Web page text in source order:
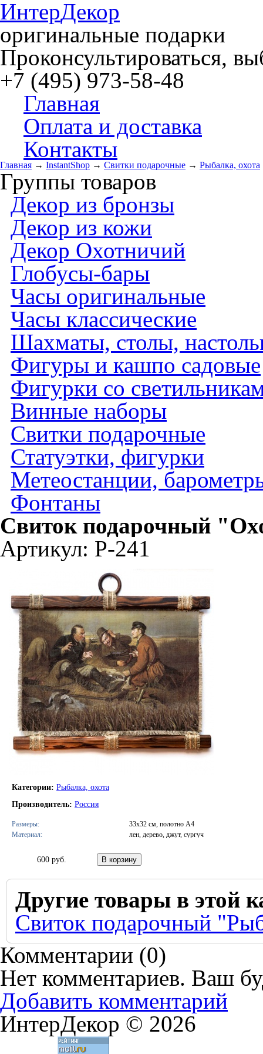
ИнтерДекор
оригинальные подарки
Проконсультироваться,
+7 (495) 973-58-48
Главная
Оплата и доставка
Контакты
Главная → InstantShop → Свитки подарочные → Рыбалка, охота
Группы товаров
Декор из бронзы
Декор из кожи
Декор Охотничий
Глобусы-бары
Часы оригинальные
Часы классические
Шахматы, столы,
Фигуры и кашпо садовые
Фигурки со
Винные наборы
Свитки подарочные
Статуэтки, фигурки
Метеостанции,
Фонтаны
Свиток подарочный
Артикул: Р-241
Категории: Рыбалка, охота
Производитель: Россия
Размеры:
33х32 см, полотно А4
Материал:
лен, дерево, джут, сургуч
600 руб.
Другие товары в этой
Свиток подарочный
Комментарии (0)
Нет комментариев. Ваш
Добавить комментарий
ИнтерДекор © 2026